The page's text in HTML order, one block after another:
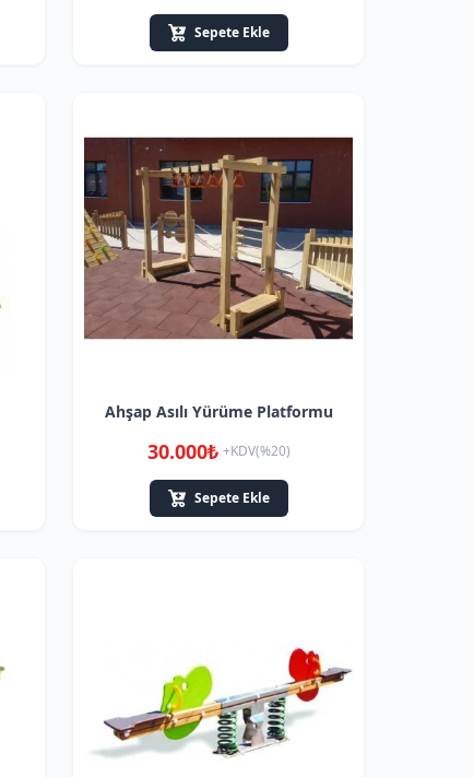
Sepete Ekle
Ahşap Asılı Yürüme Platformu
30.000₺ +KDV(%20)
Sepete Ekle